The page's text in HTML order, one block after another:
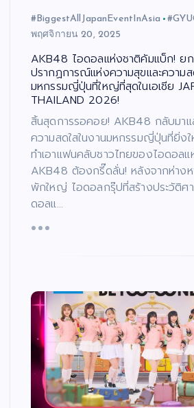
#BiggestAllJapanEventInAsia
พฤศจิกายน 20, 2025
AKB48 ไอดอลแห่งชาติคัมแบ็ก! ย
ปรากฏการณ์แห่งความสุขและความส
มหกรรมญี่ปุ่นที่ใหญ่ที่สุดในเอเชีย
THAILAND 2026!
สิ้นสุดการรอคอย! AKB48 กลับมา
ความสดใสในงานมหกรรมญี่ปุ่นที่ยิ่ง
ทำเอาแฟนคลับชาวไทยของไอดอล
AKB48 ต้องกรี๊ดลั่น! หลังจากห่างห
พักใหญ่ ไอดอลกรุ๊ปที่สร้างประวัติศา
ดอลแ…